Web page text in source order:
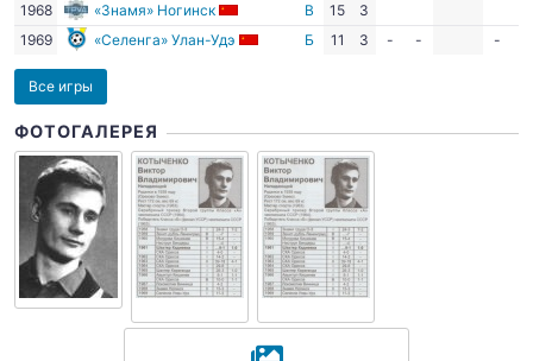
1968
«Знамя» Ногинск В 15
3
1969
«Селенга» Улан-Удэ Б 11 3 - - -
Все игры
ФОТОГАЛЕРЕЯ